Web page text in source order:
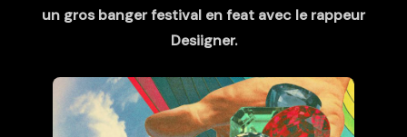
un gros banger festival en feat avec le rappeur
Desiigner.